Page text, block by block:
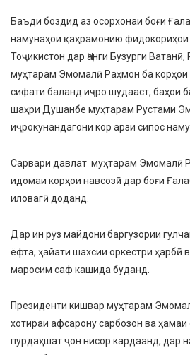
Баъди боздид аз осорхонаи боғи
намунаҳои қаҳрамонию
Тоҷикистон дар Ҷанги Бузурги
муҳтарам Эмомалӣ Раҳмон ба корҳои
сифати баланд иҷро шудааст, баҳои
шаҳри Душанбе муҳтарам Рустами
иҷрокунандагони кор арзи сипос
Сарвари давлат муҳтарам Эмомалӣ
идомаи корҳои навсозӣ дар боғи
иловагӣ доданд.
Дар ин рӯз майдони баргузории
ёфта, ҳайати шахсии оркестри ҳарбӣ
маросим саф кашида буданд.
Президенти кишвар муҳтарам
хотираи афсарону сарбозон ва ҳамаи
пурдаҳшат ҷон нисор кардаанд, дар